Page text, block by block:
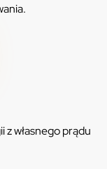
z własnego prądu